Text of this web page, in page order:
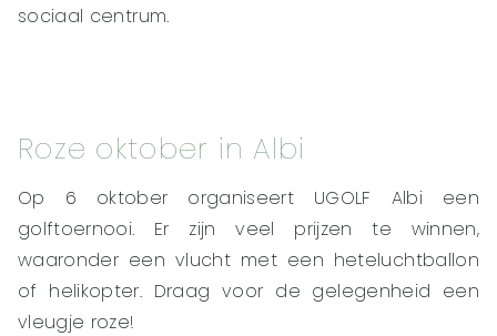
sociaal centrum.
Roze oktober in Albi
Op 6 oktober organiseert UGOLF Albi een
golftoernooi. Er zijn veel prijzen te winnen,
waaronder een vlucht met een heteluchtballon
of helikopter. Draag voor de gelegenheid een
vleugje roze!